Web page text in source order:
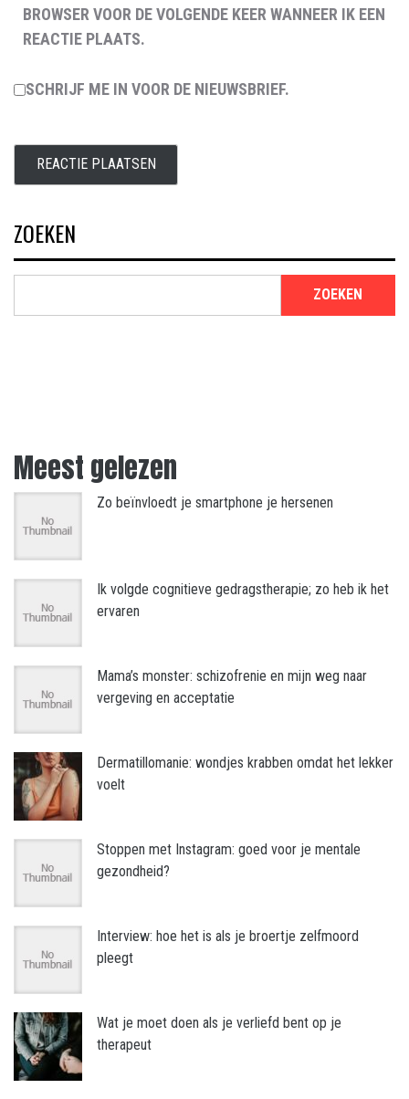
BROWSER VOOR DE VOLGENDE KEER WANNEER IK EEN
REACTIE PLAATS.
SCHRIJF ME IN VOOR DE NIEUWSBRIEF.
ZOEKEN
ZOEKEN
Meest gelezen
Zo beïnvloedt je smartphone je hersenen
Ik volgde cognitieve gedragstherapie; zo heb ik het
ervaren
Mama’s monster: schizofrenie en mijn weg naar
vergeving en acceptatie
Dermatillomanie: wondjes krabben omdat het lekker
voelt
Stoppen met Instagram: goed voor je mentale
gezondheid?
Interview: hoe het is als je broertje zelfmoord
pleegt
Wat je moet doen als je verliefd bent op je
therapeut